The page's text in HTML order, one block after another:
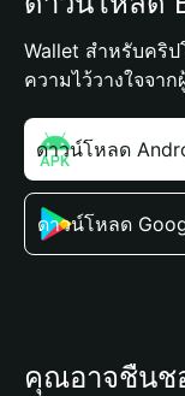
Wallet สำหรับคริ
ความไว้วางใจจา
ดาวน์โหลด
ดาวน์โหลด
คุณอาจชื่นช